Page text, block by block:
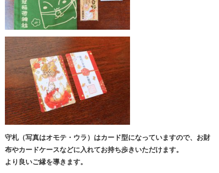
守札（写真はオモテ・ウラ）はカード型になっていますので、お財
布やカードケースなどに入れてお持ち歩きいただけます。
より良いご縁を導きます。